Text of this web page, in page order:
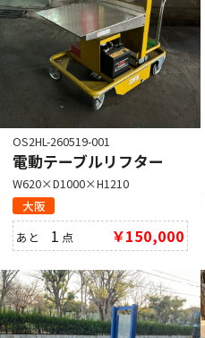
OS2HL-260519-001
電動テーブルリフター
W620×D1000×H1210
大阪
あと 1 点 ￥150,000